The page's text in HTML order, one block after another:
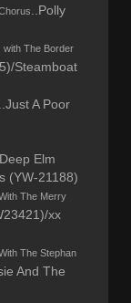
..Polly
with The Border
Steamboat
A Poor
Elm
(YW-21188)
The Merry
xx
The Stephan
And The